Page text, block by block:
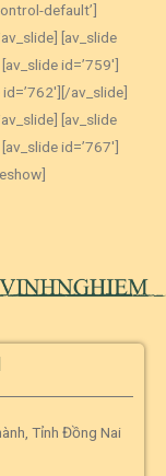
default’]
[av_slide
id=’759′]
av_slide]
[av_slide
id=’767′]
Tỉnh Đồng Nai